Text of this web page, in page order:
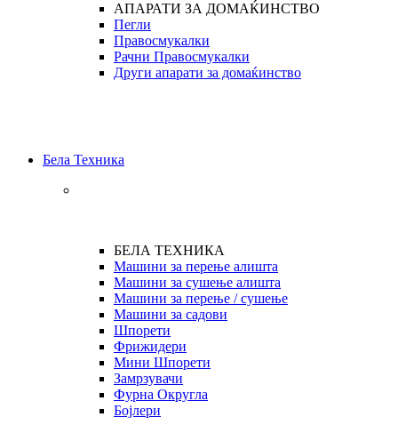
АПАРАТИ ЗА ДОМАЌИНСТВО
Пегли
Правосмукалки
Рачни Правосмукалки
Други апарати за домаќинство
Бела Техника
БЕЛА ТЕХНИКА
Машини за перење алишта
Машини за сушење алишта
Машини за перење / сушење
Машини за садови
Шпорети
Фрижидери
Мини Шпорети
Замрзувачи
Фурна Округла
Бојлери